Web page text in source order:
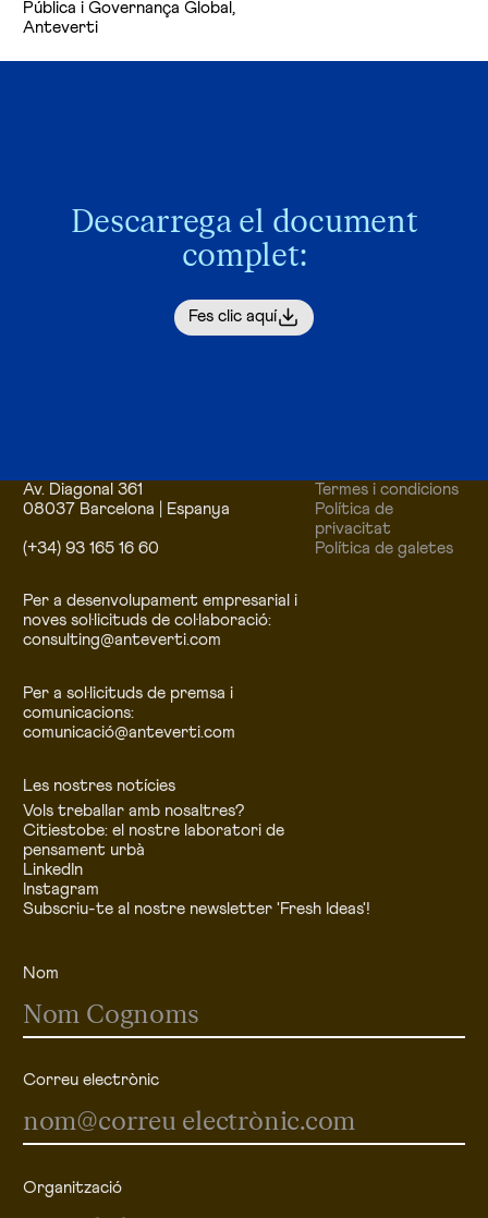
Pública i Governança Global,
Anteverti
Descarrega el document
complet:
Fes clic aquí
Av. Diagonal 361
08037 Barcelona | Espanya
(+34) 93 165 16 60
Per a desenvolupament empresarial i
noves sol·licituds de col·laboració:
consulting@anteverti.com
Per a sol·licituds de premsa i
comunicacions:
comunicació@anteverti.com
Les nostres notícies
Vols treballar amb nosaltres?
Citiestobe: el nostre laboratori de
pensament urbà
LinkedIn
Instagram
Termes i condicions
Política de
privacitat
Política de galetes
Subscriu-te al nostre newsletter 'Fresh Ideas'!
Nom
Correu electrònic
Organització